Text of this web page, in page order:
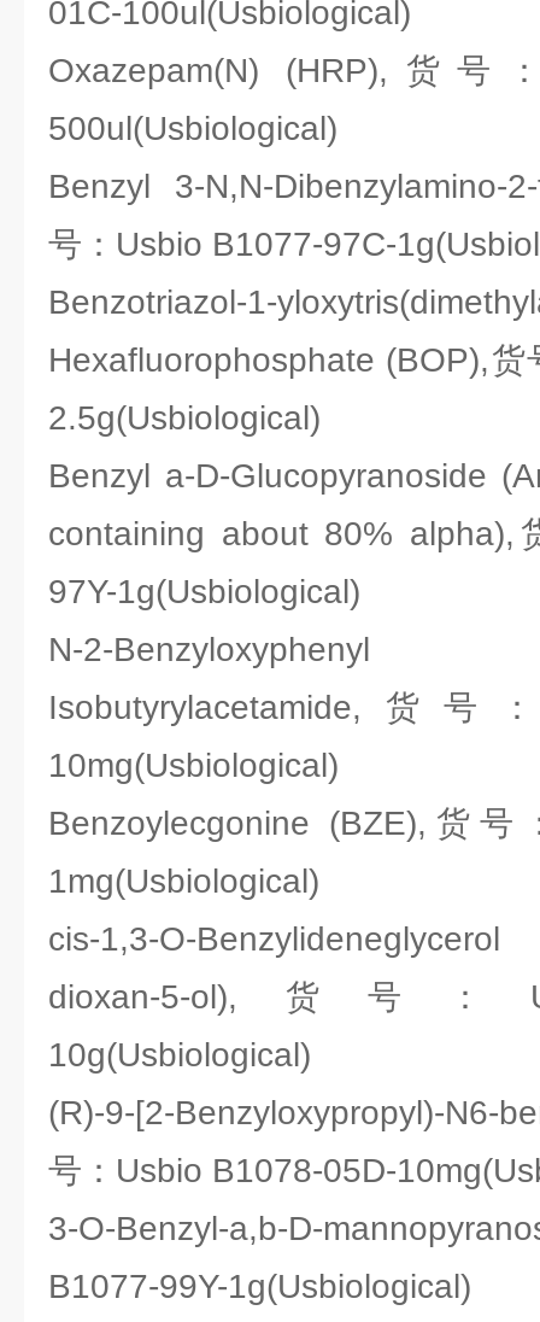
01C-100ul(Usbiological)
Oxazepam(N) (HRP),货号
500ul(Usbiological)
Benzyl 3-N,N-Dibenzylamino-
号：Usbio B1077-97C-
Benzotriazol-1-
Hexafluorophosphate (BOP),
2.5g(Usbiological)
Benzyl a-D-Glucopyranoside
containing about 80% alpha),
97Y-1g(Usbiological)
N-2-
Isobutyrylacetamide,货号
10mg(Usbiological)
Benzoylecgonine (BZE),货号
1mg(Usbiological)
cis-1,3-O-
dioxan-5-ol),货号：
10g(Usbiological)
(R)-9-[2-Benzyloxypropyl)-
号：Usbio B1078-05D-
3-O-Benzyl-a,b-D-
B1077-99Y-1g(Usbiological)